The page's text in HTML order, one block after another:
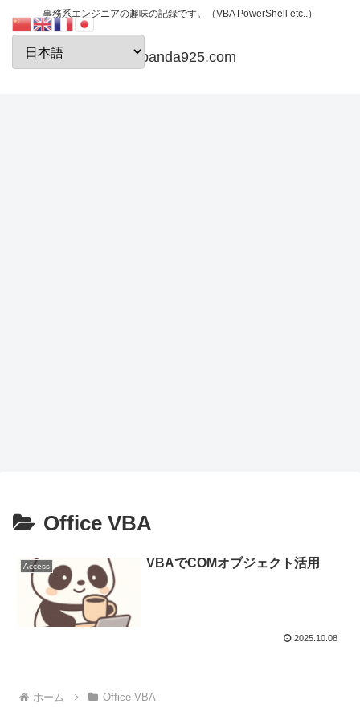
事務系エンジニアの趣味の記録です。（VBA PowerShell etc..）
papanda925.com
Office VBA
Access VBAでCOMオブジェクト活用
2025.10.08
ホーム Office VBA